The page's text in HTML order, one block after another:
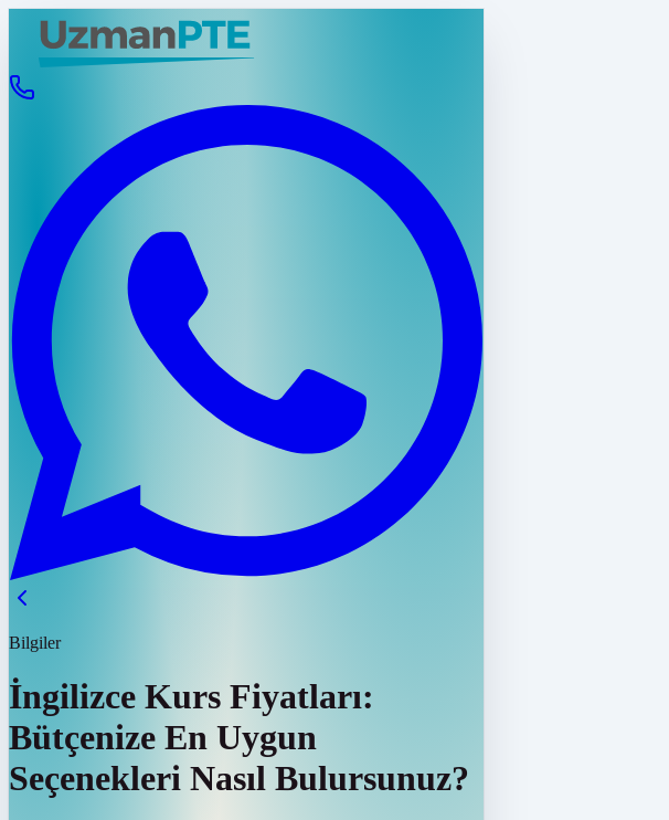
Bilgiler
İngilizce Kurs Fiyatları:
Bütçenize En Uygun
Seçenekleri Nasıl Bulursunuz?